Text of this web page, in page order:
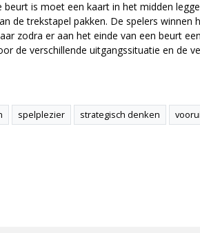
is moet een kaart in het midden
de trekstapel pakken. De spelers winnen
zodra er aan het einde van een beurt
de verschillende uitgangssituatie en de
spelplezier strategisch denken